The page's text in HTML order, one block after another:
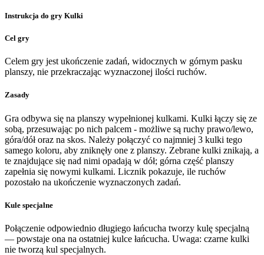
Instrukcja do gry Kulki
Cel gry
Celem gry jest ukończenie zadań, widocznych w górnym pasku
planszy, nie przekraczając wyznaczonej ilości ruchów.
Zasady
Gra odbywa się na planszy wypełnionej kulkami. Kulki łączy się ze
sobą, przesuwając po nich palcem - możliwe są ruchy prawo/lewo,
góra/dół oraz na skos. Należy połączyć co najmniej 3 kulki tego
samego koloru, aby zniknęły one z planszy. Zebrane kulki znikają, a
te znajdujące się nad nimi opadają w dół; górna część planszy
zapełnia się nowymi kulkami. Licznik pokazuje, ile ruchów
pozostało na ukończenie wyznaczonych zadań.
Kule specjalne
Połączenie odpowiednio długiego łańcucha tworzy kulę specjalną
— powstaje ona na ostatniej kulce łańcucha. Uwaga: czarne kulki
nie tworzą kul specjalnych.